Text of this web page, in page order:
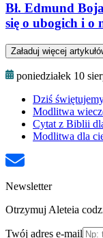
Bł. Edmund
się o ubogich i o
Załaduj więcej
poniedziałek 10
Dziś
Modlitwa
Cytat z Biblii
Modlitwa dla
Newsletter
Otrzymuj Aleteia
Twój adres e-mail